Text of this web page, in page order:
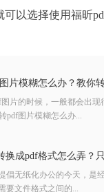
以选择使用福昕
片模糊怎么办？教你
片的时候，一般都会出
pdf图片模糊怎么办...
换成pdf格式怎么弄？
倡无纸化办公的今天，是
要文件格式之间的...